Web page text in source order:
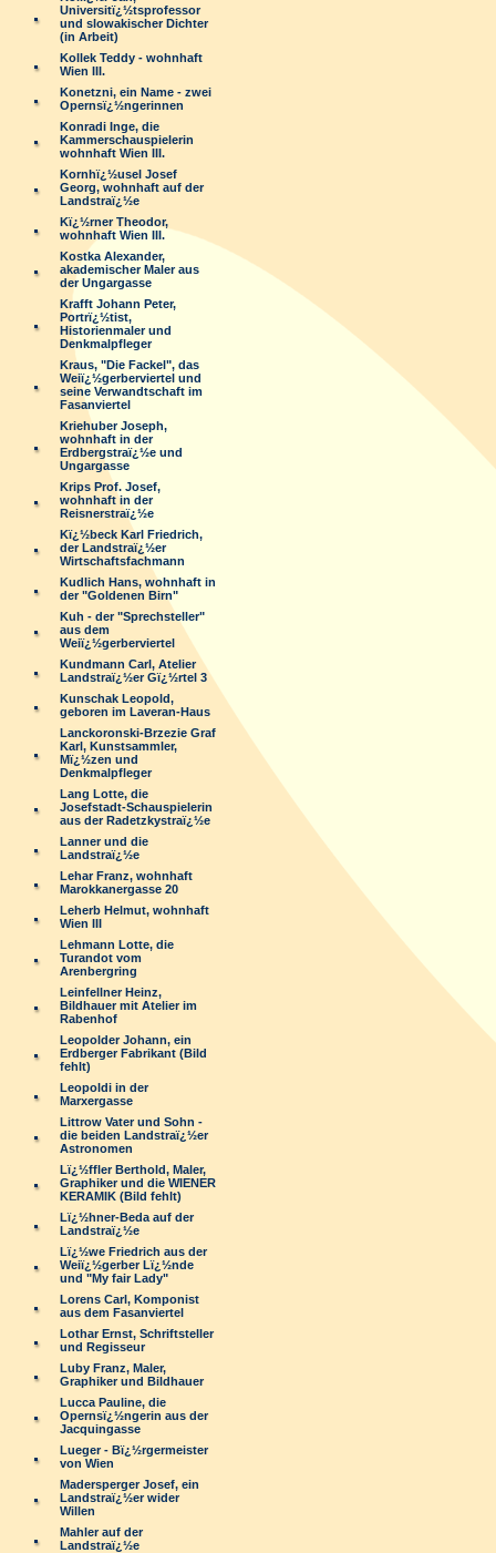
Universitï¿½tsprofessor
und slowakischer Dichter
(in Arbeit)
Kollek Teddy - wohnhaft
Wien III.
Konetzni, ein Name - zwei
Opernsï¿½ngerinnen
Konradi Inge, die
Kammerschauspielerin
wohnhaft Wien III.
Kornhï¿½usel Josef
Georg, wohnhaft auf der
Landstraï¿½e
Kï¿½rner Theodor,
wohnhaft Wien III.
Kostka Alexander,
akademischer Maler aus
der Ungargasse
Krafft Johann Peter,
Portrï¿½tist,
Historienmaler und
Denkmalpfleger
Kraus, "Die Fackel", das
Weiï¿½gerberviertel und
seine Verwandtschaft im
Fasanviertel
Kriehuber Joseph,
wohnhaft in der
Erdbergstraï¿½e und
Ungargasse
Krips Prof. Josef,
wohnhaft in der
Reisnerstraï¿½e
Kï¿½beck Karl Friedrich,
der Landstraï¿½er
Wirtschaftsfachmann
Kudlich Hans, wohnhaft in
der "Goldenen Birn"
Kuh - der "Sprechsteller"
aus dem
Weiï¿½gerberviertel
Kundmann Carl, Atelier
Landstraï¿½er Gï¿½rtel 3
Kunschak Leopold,
geboren im Laveran-Haus
Lanckoronski-Brzezie Graf
Karl, Kunstsammler,
Mï¿½zen und
Denkmalpfleger
Lang Lotte, die
Josefstadt-Schauspielerin
aus der Radetzkystraï¿½e
Lanner und die
Landstraï¿½e
Lehar Franz, wohnhaft
Marokkanergasse 20
Leherb Helmut, wohnhaft
Wien III
Lehmann Lotte, die
Turandot vom
Arenbergring
Leinfellner Heinz,
Bildhauer mit Atelier im
Rabenhof
Leopolder Johann, ein
Erdberger Fabrikant (Bild
fehlt)
Leopoldi in der
Marxergasse
Littrow Vater und Sohn -
die beiden Landstraï¿½er
Astronomen
Lï¿½ffler Berthold, Maler,
Graphiker und die WIENER
KERAMIK (Bild fehlt)
Lï¿½hner-Beda auf der
Landstraï¿½e
Lï¿½we Friedrich aus der
Weiï¿½gerber Lï¿½nde
und "My fair Lady"
Lorens Carl, Komponist
aus dem Fasanviertel
Lothar Ernst, Schriftsteller
und Regisseur
Luby Franz, Maler,
Graphiker und Bildhauer
Lucca Pauline, die
Opernsï¿½ngerin aus der
Jacquingasse
Lueger - Bï¿½rgermeister
von Wien
Madersperger Josef, ein
Landstraï¿½er wider
Willen
Mahler auf der
Landstraï¿½e